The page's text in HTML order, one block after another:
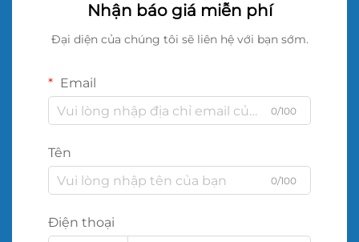
Nhận báo giá miễn phí
Đại diện của chúng tôi sẽ liên hệ với bạn sớm.
Email
0/100
Tên
0/100
Điện thoại